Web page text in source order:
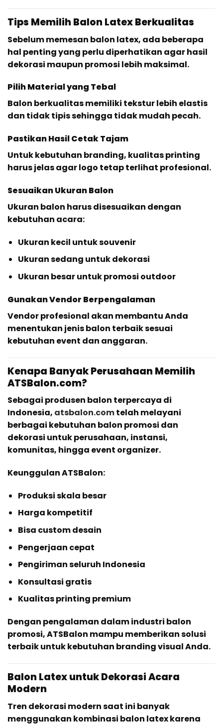
Tips Memilih Balon Latex Berkualitas
Sebelum memesan balon latex, ada beberapa
hal penting yang perlu diperhatikan agar hasil
dekorasi maupun promosi lebih maksimal.
Pilih Material yang Tebal
Balon berkualitas memiliki tekstur lebih elastis
dan tidak tipis sehingga tidak mudah pecah.
Pastikan Hasil Cetak Tajam
Untuk kebutuhan branding, kualitas printing
harus jelas agar logo tetap terlihat profesional.
Sesuaikan Ukuran Balon
Ukuran balon harus disesuaikan dengan
kebutuhan acara:
Ukuran kecil untuk souvenir
Ukuran sedang untuk dekorasi
Ukuran besar untuk promosi outdoor
Gunakan Vendor Berpengalaman
Vendor profesional akan membantu Anda
menentukan jenis balon terbaik sesuai
kebutuhan event dan anggaran.
Kenapa Banyak Perusahaan Memilih
ATSBalon.com?
Sebagai produsen balon terpercaya di
Indonesia, atsbalon.comtelah melayani
berbagai kebutuhan balon promosi dan
dekorasi untuk perusahaan, instansi,
komunitas, hingga event organizer.
Keunggulan ATSBalon:
Produksi skala besar
Harga kompetitif
Bisa custom desain
Pengerjaan cepat
Pengiriman seluruh Indonesia
Konsultasi gratis
Kualitas printing premium
Dengan pengalaman dalam industri balon
promosi, ATSBalon mampu memberikan solusi
terbaik untuk kebutuhan branding visual Anda.
Balon Latex untuk Dekorasi Acara
Modern
Tren dekorasi modern saat ini banyak
menggunakan kombinasi balon latex karena